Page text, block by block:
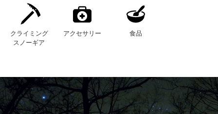
クライミング
スノーギア
アクセサリー 食品